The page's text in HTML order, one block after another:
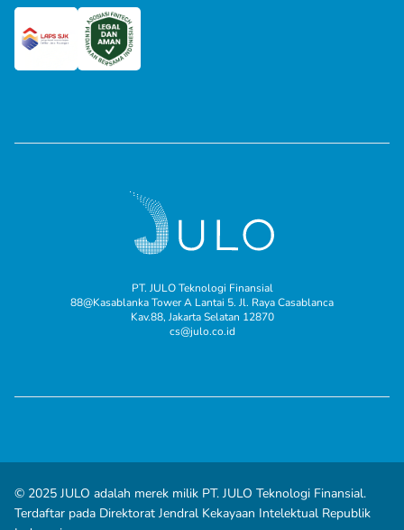
PT. JULO Teknologi Finansial
88@Kasablanka Tower A Lantai 5. Jl. Raya Casablanca
Kav.88, Jakarta Selatan 12870
cs@julo.co.id
© 2025 JULO adalah merek milik PT. JULO Teknologi Finansial.
Terdaftar pada Direktorat Jendral Kekayaan Intelektual Republik